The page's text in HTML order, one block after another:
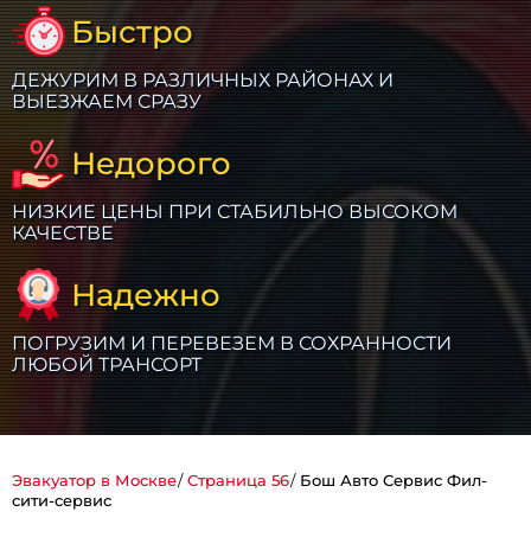
Быстро
ДЕЖУРИМ В РАЗЛИЧНЫХ РАЙОНАХ И
ВЫЕЗЖАЕМ СРАЗУ
Недорого
НИЗКИЕ ЦЕНЫ ПРИ СТАБИЛЬНО ВЫСОКОМ
КАЧЕСТВЕ
Надежно
ПОГРУЗИМ И ПЕРЕВЕЗЕМ В СОХРАННОСТИ
ЛЮБОЙ ТРАНСОРТ
Эвакуатор в Москве Страница 56
Бош Авто Сервис Фил-
сити-сервис